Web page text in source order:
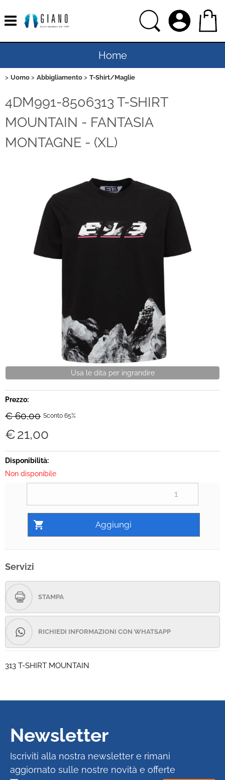
Home
Uomo
Donna
Bambino
Sport
Uomo Abbigliamento T-Shirt/Maglie
4DM991-8506313 T-SHIRT
MOUNTAIN - FANTASIA
MONTAGNE - (XL)
Usa le dita per ingrandire
Prezzo:
€ 60,00 Sconto 65%
€21,00
Disponibilità:
Non disponibile
Servizi
STAMPA
RICHIEDI INFORMAZIONI CON WHATSAPP
313 T-SHIRT MOUNTAIN
Newsletter
Iscriviti alla nostra newsletter e rimani
aggiornato sulle nostre novità e offerte